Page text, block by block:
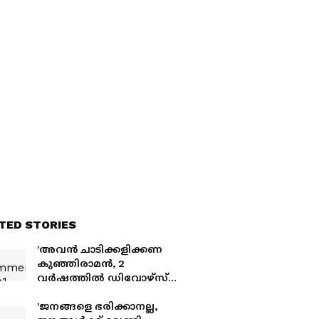
STORIES
'അവൻ ചാടിക്കളിക്കണ
കുഞ്ഞിരാമൻ, 2
വർഷത്തിൽ ഡിവോഴ്സ്
നടത്തിയാൾക്ക് കണക്കിന്
'ജനങ്ങളെ ഭരിക്കാനല്ല,